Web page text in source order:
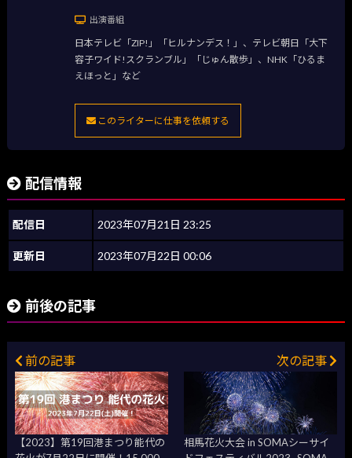
出演番組
日本テレビ「ZIP!」「ヒルナンデス！」、テレビ朝日「大下
容子ワイド!スクランブル」「じゅん散歩」、NHK「ひるま
えほっと」など
このライターに仕事を依頼する
配信情報
配信日 2023年07月21日 23:25
更新日 2023年07月22日 00:06
前後の記事
前の記事
【2023】第19回港まつり能代の
次の記事
相馬花火大会 in SOMAシーサイ